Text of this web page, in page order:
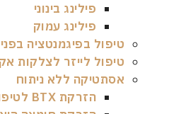
פילינג בינוני
פילינג עמוק
טיפול בפיגמנטציה בפנים –
טיפול לייזר לצלקות
אסתטיקה ללא ניתוח
הזרקת BTX לטיפול בהזעת יתר